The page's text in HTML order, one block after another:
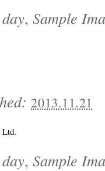
, Sample
2013.11.21
Ltd.
, Sample